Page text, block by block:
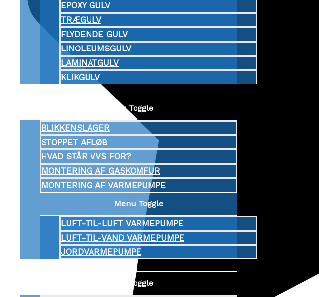
EPOXY GULV
TRÆGULV
FLYDENDE GULV
LINOLEUMSGULV
LAMINATGULV
KLIKGULV
Menu Toggle
BLIKKENSLAGER
STOPPET AFLØB
HVAD STÅR VVS FOR?
MONTERING AF GASKOMFUR
MONTERING AF VARMEPUMPE
Menu Toggle
LUFT-TIL-LUFT VARMEPUMPE
LUFT-TIL-VAND VARMEPUMPE
JORDVARMEPUMPE
Menu Toggle